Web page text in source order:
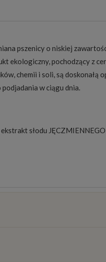
pszenicy o niskiej
ekologiczny, pochodzący z
chemii i soli, są doskonałą
w ciągu dnia.
ekstrakt słodu